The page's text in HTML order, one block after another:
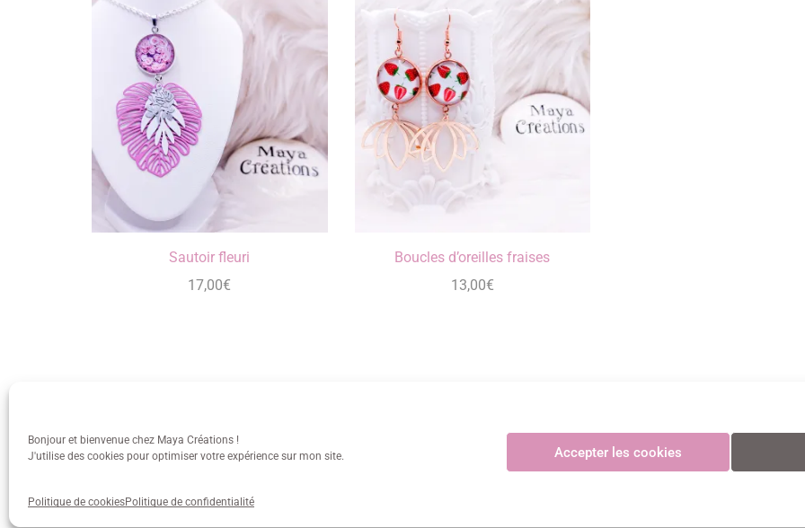
Bonjour et bienvenue chez Maya Créations !
J'utilise des cookies pour optimiser votre expérience sur mon site.
Accepter les cookies
Politique de cookiesPolitique de confidentialité
Sautoir fleuri
17,00€
Boucles d’oreilles fraises
13,00€
Maya Créations
info@mayacreations.fr Politique des cookies